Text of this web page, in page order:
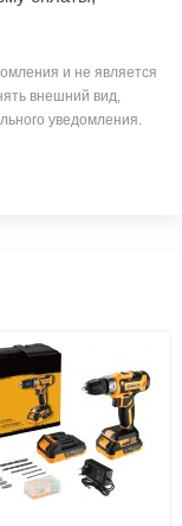
и не является
внешний вид,
уведомления.